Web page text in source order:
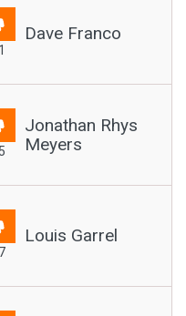
Dave Franco
Jonathan Rhys
Meyers
Louis Garrel